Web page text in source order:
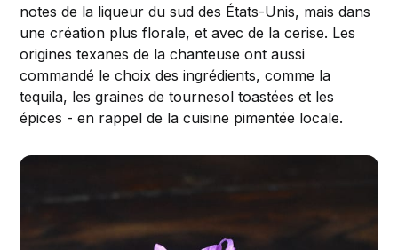
notes de la liqueur du sud des États-Unis, mais dans
une création plus florale, et avec de la cerise. Les
origines texanes de la chanteuse ont aussi
commandé le choix des ingrédients, comme la
tequila, les graines de tournesol toastées et les
épices - en rappel de la cuisine pimentée locale.